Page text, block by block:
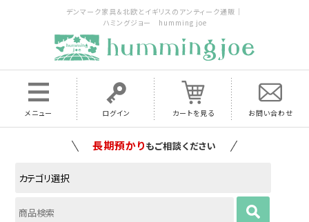
デンマーク家具＆北欧とイギリスのアンティーク通販｜
ハミングジョー humming joe
メニュー ログイン カートを見る お問い合わせ
家具の配送料は全国当店で負担いたします